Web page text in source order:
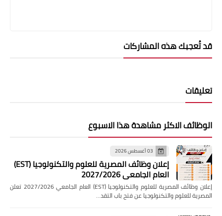
قد تُعجبك هذه المشاركات
تعليقات
الوظائف الاكثر مشاهدة هذا الاسبوع
03 أغسطس 2026
إعلان وظائف المصرية للعلوم والتكنولوجيا (EST)
العام الجامعي 2027/2026
إعلان وظائف المصرية للعلوم والتكنولوجيا (EST) العام الجامعي 2027/2026 تعلن
المصرية للعلوم والتكنولوجيا عن فتح باب التقد…